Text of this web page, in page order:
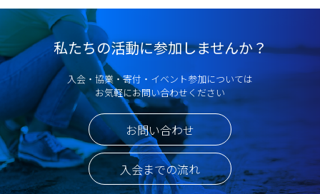
私たちの活動に参加しませんか？
入会・協業・寄付・イベント参加については
お気軽にお問い合わせください
お問い合わせ
入会までの流れ